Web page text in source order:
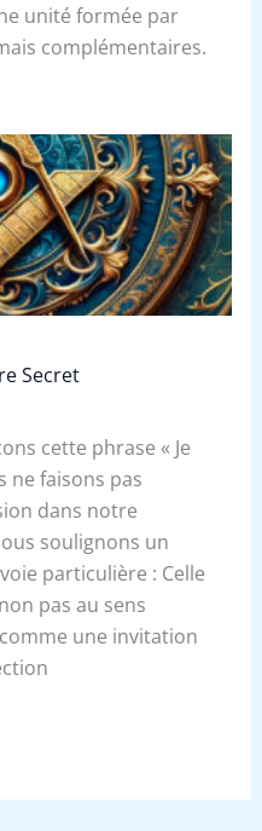
unité formée par
complémentaires.
Secret
cette phrase « Je
ne faisons pas
dans notre
soulignons un
particulière : Celle
pas au sens
une invitation